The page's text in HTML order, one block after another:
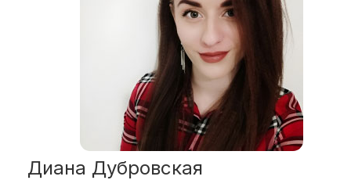
Диана Дубровская